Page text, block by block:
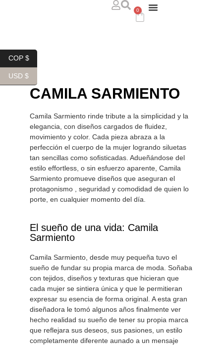
0
CAMILA SARMIENTO
Camila Sarmiento rinde tribute a la simplicidad y la
elegancia, con diseños cargados de fluidez,
movimiento y color. Cada pieza abraza a la
perfección el cuerpo de la mujer logrando siluetas
tan sencillas como sofisticadas. Adueñándose del
estilo effortless, o sin esfuerzo aparente, Camila
Sarmiento promueve diseños que aseguran el
protagonismo , seguridad y comodidad de quien lo
porte, en cualquier momento del día.
El sueño de una vida: Camila
Sarmiento
Camila Sarmiento, desde muy pequeña tuvo el
sueño de fundar su propia marca de moda. Soñaba
con tejidos, diseños y texturas que hicieran que
cada mujer se sintiera única y que le permitieran
expresar su esencia de forma original. A esta gran
diseñadora le tomó algunos años finalmente ver
hecho realidad su sueño de tener su propia marca
que reflejara sus deseos, sus pasiones, un estilo
completamente diferente aunado a un mensaje
COP $
USD $